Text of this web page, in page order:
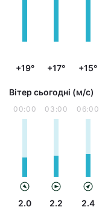
+19° +17° +15°
Вітер сьогодні (м/с)
00:00
2.0
03:00
2.2
06:00
2.4